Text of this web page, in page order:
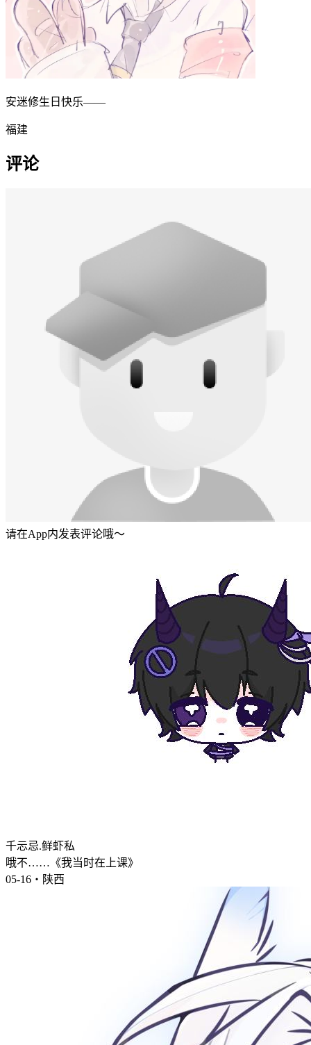
安迷修生日快乐——
福建
评论
请在App内发表评论哦～
千忈忌.鲜虾私
哦不……《我当时在上课》
05-16・陕西